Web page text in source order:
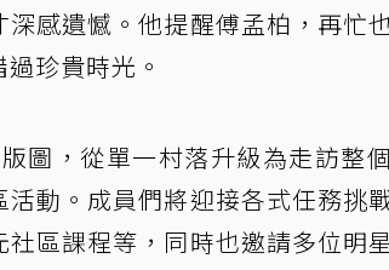
感遺憾。他提醒傅孟柏，再忙
珍貴時光。
圖，從單一村落升級為走訪整
動。成員們將迎接各式任務挑
區課程等，同時也邀請多位明